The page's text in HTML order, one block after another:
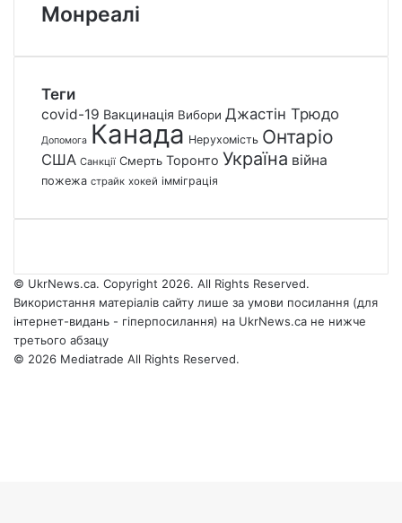
Монреалі
Теги
covid-19 Вакцинація Вибори Джастін Трюдо
Допомога Канада Нерухомість Онтаріо
США Санкції Смерть Торонто Україна війна
пожежа страйк хокей імміграція
© UkrNews.ca. Copyright 2026. All Rights Reserved.
Використання матеріалів сайту лише за умови посилання (для
інтернет-видань - гіперпосилання) на UkrNews.ca не нижче
третього абзацу
© 2026 Mediatrade All Rights Reserved.